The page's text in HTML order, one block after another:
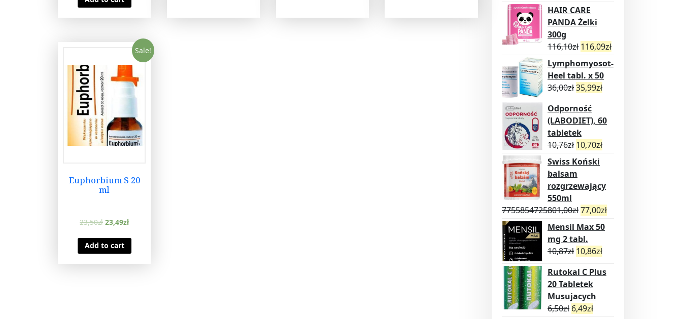
Sale!
Euphorbium S 20
ml
23,50zł 23,49zł
Add to cart
HAIR CARE
PANDA Żelki
300g
116,10zł 116,09zł
Lymphomyosot-
Heel tabl. x 50
36,00zł35,99zł
Odporność
(LABODIET), 60
tabletek
10,76zł 10,70zł
Swiss Koński
balsam
rozgrzewający
550ml
7755854725801,00zł77,00zł
Mensil Max 50
mg 2 tabl.
10,87zł 10,86zł
Rutokal C Plus
20 Tabletek
Musujacych
6,50zł 6,49zł